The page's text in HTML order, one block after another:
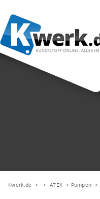
Kwerk.de > >ATEX > Pumpen >